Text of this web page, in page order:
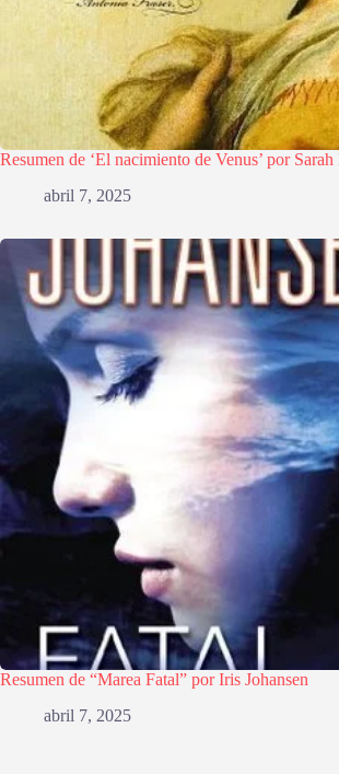
Resumen de ‘El nacimiento de Venus’ por
abril 7, 2025
Resumen de “Marea Fatal” por Iris Johansen
abril 7, 2025